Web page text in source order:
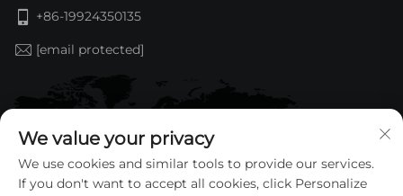
+86-19924350135
[email protected]
We value your privacy
We use cookies and similar tools to provide our services.
If you don't want to accept all cookies, click Personalize